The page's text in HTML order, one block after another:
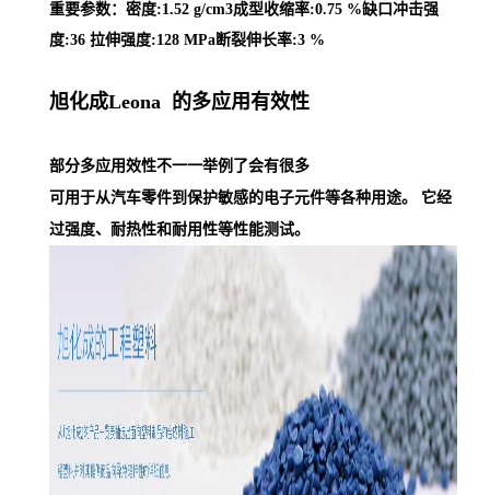
重要参数：密度:1.52 g/cm3成型收缩率:0.75 %缺口冲击强
度:36 拉伸强度:128 MPa断裂伸长率:3 %
旭化成Leona 的多应用有效性
部分多应用效性不一一举例了会有很多
可用于从汽车零件到保护敏感的电子元件等各种用途。 它经
过强度、耐热性和耐用性等性能测试。